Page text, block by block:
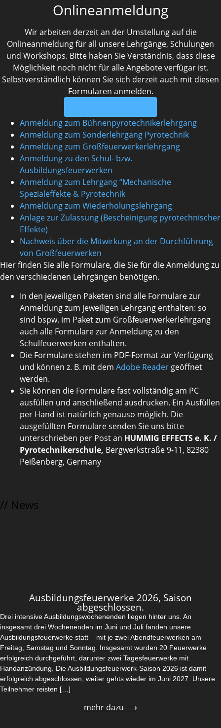
Onlineanmeldung
Wir arbeiten derzeit an der Umstellung auf die
Onlineanmeldung für all unsere Lehrgänge, Schulungen
und Workshops. Bitte haben Sie Verständnis, dass diese
Möglichkeit noch nicht für alle Angebote verfügar ist.
Selbstverständlich können Sie sich derzeit auch mit diesen
Formularen anmelden.
Anmeldung zum Bühnenpyrotechnikerlehrgang
Anmeldung zum Sonderlehrgang Pyrotechnik
Anmeldung zum Großfeuerwerkerlehrgang
Anmeldung zu den Schul- bzw.
Ausbildungsfeuerwerken
Anmeldung zum Lehrgang “Mechanische
Spezialeffekte & Pyrotechnik
Anmeldung zum Wiederholungslehrgang
Anlage zur Zulassung (Bescheinigung pyrotechnischer
Effekte)
Nachweis über die Mitwirkung an der Durchführung
von Großfeuerwerken
Hier finden Sie alle Formulare, die Sie für die Anmeldung zu
den verschiedenen Lehrgängen benötigen.
In den jeweiligen Paketen sind alle Formulare zur
Anmeldung zum jeweiligen Lehrgang enthalten: so
sind bspw. im Paket zum Großfeuerwerkerlehrgang
auch alle Formulare zur Anmeldung zu den
Schulfeuerwerken enthalten.
Die Formulare stehen im PDF-Format zur Verfügung
und können z. B. mit dem Adobe Reader geöffnet
werden.
Sie können die Formulare fast vollständig am PC
ausfüllen und anschließend ausdrucken. Ein Ausfüllen
per Hand ist natürlich genauso möglich. Die
ausgefüllten Formulare senden Sie uns bitte
unterschrieben per Post an HUMMIG EFFECTS e. K. /
Pyrotechnikerschule, Bergwerkstraße 9-11, 82380
Peißenberg, Germany
// News
Ausbildungsfeuerwerke 2026, Saison
abgeschlossen.
Drei intensive Ausbildungswochenenden liegen hinter uns. An
insgesamt drei Wochenenden im Juni und Juli fanden unsere
Ausbildungsfeuerwerke statt – mit je zwei Abendfeuerwerken am
Freitag, Samstag und Sonntag. Insgesamt wurden 20 Feuerwerke
erfolgreich durchgeführt, darunter zwei Tagesfeuerwerke mit
Handanzündung. Die Ausbildungsfeuerwerk-Saison 2026 ist damit
erfolgreich abgeschlossen, weiter gehts wieder im Juni 2027. Unsere
Teilnehmer reisten […]
mehr dazu ⟶